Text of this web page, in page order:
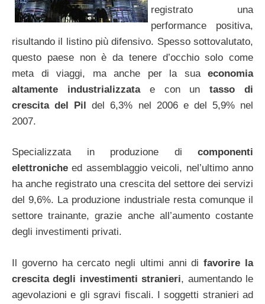
registrato una
performance positiva,
risultando il listino più difensivo. Spesso sottovalutato,
questo paese non è da tenere d’occhio solo come
meta di viaggi, ma anche per la suaeconomia
altamente industrializzata e con untasso di
crescita del Pil del 6,3% nel 2006 e del 5,9% nel
2007.
Specializzata in produzione di componenti
elettroniche ed assemblaggio veicoli, nel’ultimo anno
ha anche registrato una crescita del settore dei servizi
del 9,6%. La produzione industriale resta comunque il
settore trainante, grazie anche all’aumento costante
degli investimenti privati.
Il governo ha cercato negli ultimi anni difavorire la
crescita degli investimenti stranieri, aumentando le
agevolazioni e gli sgravi fiscali. I soggetti stranieri ad